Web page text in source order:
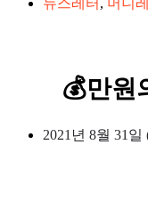
💰만원
2021년 8월 31일